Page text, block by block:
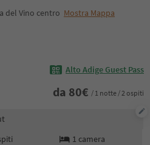
del Vino centro Mostra Mappa
Alto Adige Guest Pass
da 80€ / 1 notte / 2 ospiti
1 camera